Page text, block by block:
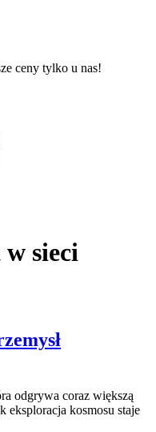
ceny tylko u nas!
sieci
odgrywa coraz większą
eksploracja kosmosu staje